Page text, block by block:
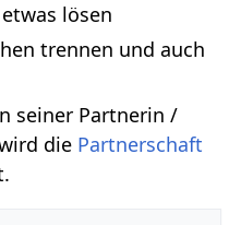
lösen
trennen und auch
seiner Partnerin /
die Partnerschaft